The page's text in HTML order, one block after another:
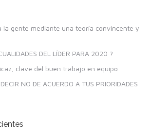
la gente mediante una teoría convincente y
DEL LÍDER PARA 2020 ?
clave del buen trabajo en equipo
NO DE ACUERDO A TUS PRIORIDADES